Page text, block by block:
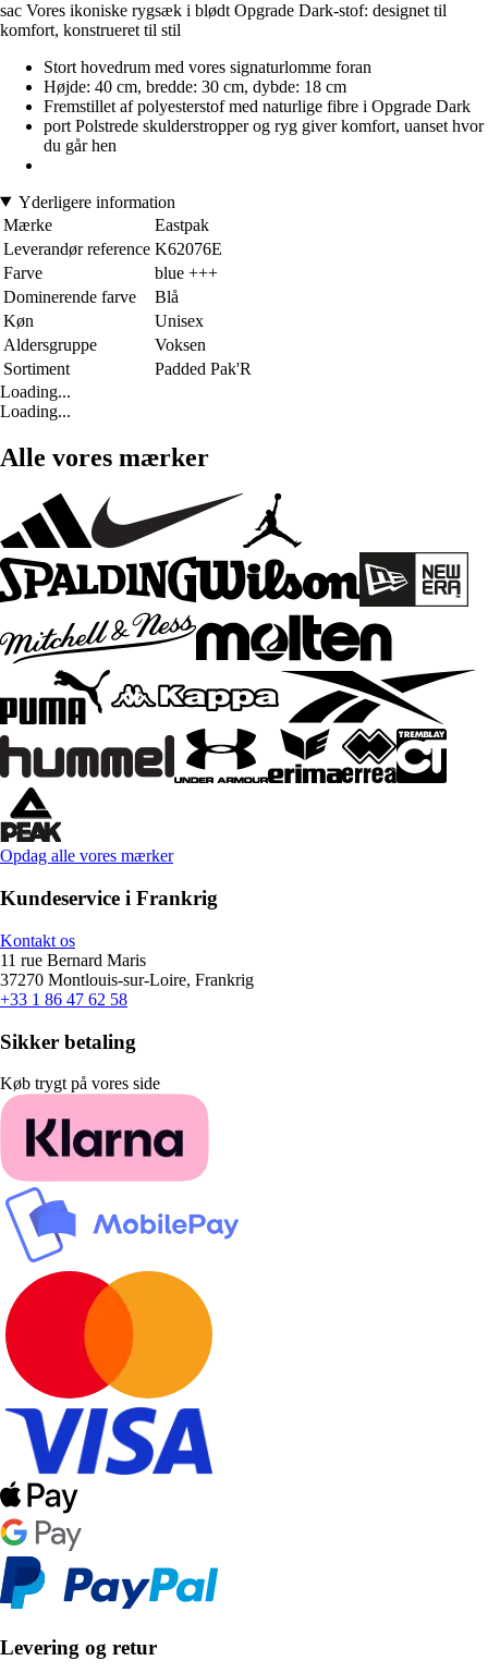
sac Vores ikoniske rygsæk i blødt Opgrade Dark-stof: designet til
komfort, konstrueret til stil
Stort hovedrum med vores signaturlomme foran
Højde: 40 cm, bredde: 30 cm, dybde: 18 cm
Fremstillet af polyesterstof med naturlige fibre i Opgrade Dark
port Polstrede skulderstropper og ryg giver komfort, uanset hvor
du går hen
Yderligere information
Mærke
Eastpak
Leverandør reference K62076E
Farve
blue +++
Dominerende farve
Blå
Køn
Unisex
Aldersgruppe
Voksen
Sortiment
Padded Pak'R
Loading...
Loading...
Alle vores mærker
Opdag alle vores mærker
Kundeservice i Frankrig
Kontakt os
11 rue Bernard Maris
37270 Montlouis-sur-Loire, Frankrig
+33 1 86 47 62 58
Sikker betaling
Køb trygt på vores side
Levering og retur